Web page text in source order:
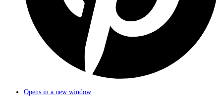
Opens in a new window